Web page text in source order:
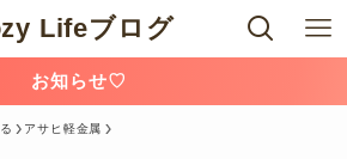
Lifeブログ
お知らせ♡
アサヒ軽金属